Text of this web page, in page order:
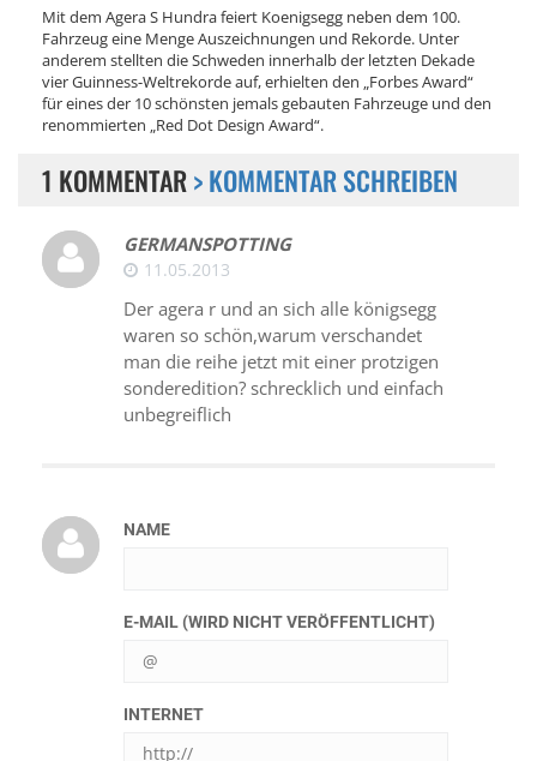
Mit dem Agera S Hundra feiert Koenigsegg neben dem 100.
Fahrzeug eine Menge Auszeichnungen und Rekorde. Unter
anderem stellten die Schweden innerhalb der letzten Dekade
vier Guinness-Weltrekorde auf, erhielten den „Forbes Award“
für eines der 10 schönsten jemals gebauten Fahrzeuge und den
renommierten „Red Dot Design Award“.
1 KOMMENTAR> KOMMENTAR SCHREIBEN
GERMANSPOTTING
11.05.2013
Der agera r und an sich alle königsegg
waren so schön,warum verschandet
man die reihe jetzt mit einer protzigen
sonderedition? schrecklich und einfach
unbegreiflich
NAME
E-MAIL (WIRD NICHT VERÖFFENTLICHT)
INTERNET